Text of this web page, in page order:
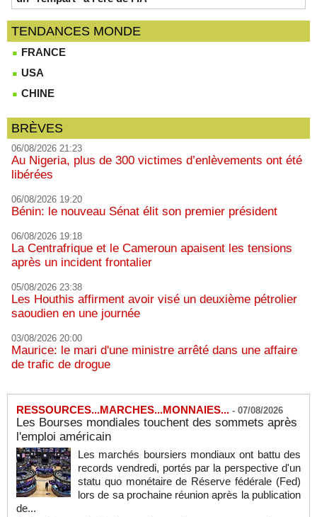
TENDANCES MONDE
FRANCE
USA
CHINE
BRÈVES
06/08/2026 21:23
Au Nigeria, plus de 300 victimes d’enlèvements ont été
libérées
06/08/2026 19:20
Bénin: le nouveau Sénat élit son premier président
06/08/2026 19:18
La Centrafrique et le Cameroun apaisent les tensions
après un incident frontalier
05/08/2026 23:38
Les Houthis affirment avoir visé un deuxième pétrolier
saoudien en une journée
03/08/2026 20:00
Maurice: le mari d'une ministre arrêté dans une affaire
de trafic de drogue
RESSOURCES...MARCHES...MONNAIES... - 07/08/2026
Les Bourses mondiales touchent des sommets après
l'emploi américain
Les marchés boursiers mondiaux ont battu des
records vendredi, portés par la perspective d'un
statu quo monétaire de Réserve fédérale (Fed)
lors de sa prochaine réunion après la publication
de...